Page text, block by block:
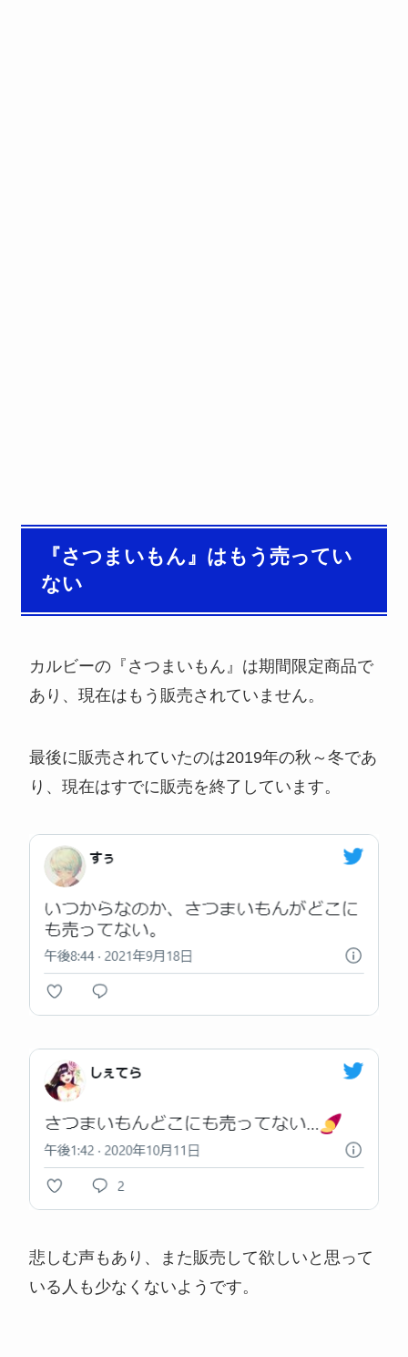
『さつまいもん』はもう売ってい
ない
カルビーの『さつまいもん』は期間限定商品で
あり、現在はもう販売されていません。
最後に販売されていたのは2019年の秋～冬であ
り、現在はすでに販売を終了しています。
悲しむ声もあり、また販売して欲しいと思って
いる人も少なくないようです。